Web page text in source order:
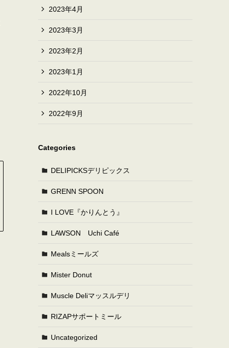
2023年4月
2023年3月
2023年2月
2023年1月
2022年10月
2022年9月
Categories
DELIPICKSデリピックス
GRENN SPOON
I LOVE『かりんとう』
LAWSON Uchi Café
Mealsミールズ
Mister Donut
Muscle Deliマッスルデリ
RIZAPサポートミール
Uncategorized